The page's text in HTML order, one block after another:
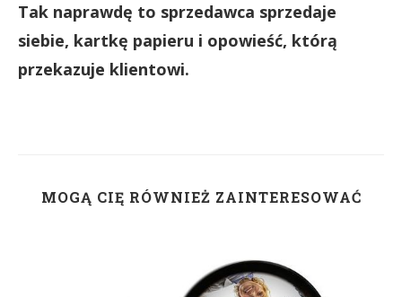
Tak naprawdę to sprzedawca sprzedaje
siebie, kartkę papieru i opowieść, którą
przekazuje klientowi.
MOGĄ CIĘ RÓWNIEŻ ZAINTERESOWAĆ